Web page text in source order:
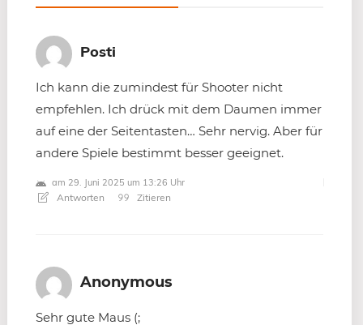
Posti
Ich kann die zumindest für Shooter nicht
empfehlen. Ich drück mit dem Daumen immer
auf eine der Seitentasten… Sehr nervig. Aber für
andere Spiele bestimmt besser geeignet.
am 29. Juni 2025 um 13:26 Uhr
Antworten Zitieren
Anonymous
Sehr gute Maus (;